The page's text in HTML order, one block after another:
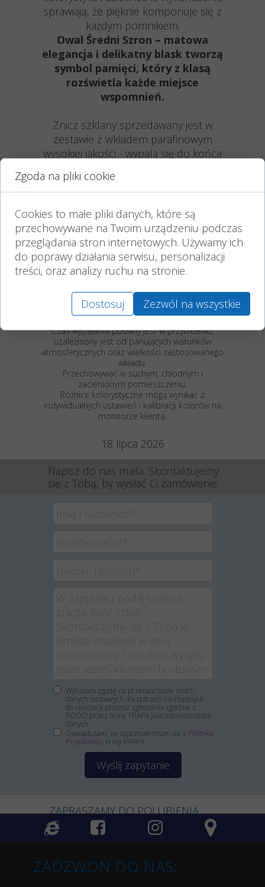
sprawiają, że pięknie komponuje się z
każdym pomnikiem.
Owal Średni Szron – matowa
elegancja i delikatny blask tworzą
symbol pamięci, który z klasą
rozświetla każde miejsce
wspomnień.
Znicz szklany sprzedawany jest w
zestawie z wkładem parafinowym
wysokiej jakości - wypala się do końca
oraz wyposażony jest w kapturek
chroniący przed wiatrem i deszczem.
Znicze szklane produkujemy z
wysokiej jakości, certyfikowanych
polskich materiałów.
Każdy znicz jest zdobiony ręcznie
przez naszych pracowników.
produktProducenta zniczy Frapaz
Wielkopolski.
Czas wypalania podany jest w przybliżeniu,
uzależniony jest od panujących warunków
atmosferycznych oraz wielkości zastosowanego
wkładu.
Przechowywać w suchym, chłodnym i
zacienionym pomieszczeniu.
Różnice kolorystyczne mogą wynikać z
indywidualnych ustawień i kalibracji kolorów na
monitorze klienta.
18 lipca 2026
Napisz do nas maila. Skontaktujemy
się z Tobą, by wysłać Ci zamówienie.
Wyrażam zgodę na przetwarzanie moich
danych osobowych dla potrzeb niezbędnych
do realizacji procesu zgłoszenia zgodnie z
RODO przez firmę FRAPA jako administratora
danych.
Oświadczam, że zapoznałem/am się z Polityką
Prywatności firmy FRAPA
Wyślij zapytanie
ZAPRASZAMY DO POLUBIENIA
ZADZWOŃ DO NAS:
Zgoda na pliki cookie
Cookies to małe pliki danych, które są
przechowywane na Twoim urządzeniu podczas
przeglądania stron internetowych. Używamy ich
do poprawy działania serwisu, personalizacji
treści, oraz analizy ruchu na stronie.
Dostosuj Zezwól na wszystkie